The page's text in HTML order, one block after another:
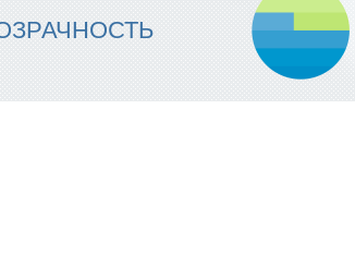
МЫ ОБЕСПЕЧИВАЕМ
НАДЕЖНОСТЬ ИСПОЛНЕНИЯ